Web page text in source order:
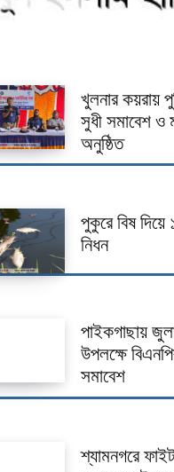
খুলনার কয়রায়
সুধী সমাবেশ ও
অনুষ্ঠিত
পুকুরে বিষ দিয়ে
নিধন
পাইকগাছায়
উপলক্ষে
সমাবেশ
শ্যামনগরে